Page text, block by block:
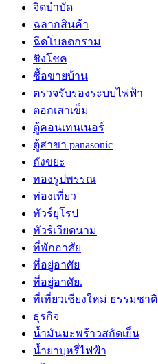
จิตบำบัด
ฉลากสินค้า
ฉีดโบลดกราม
ชิงโชค
ซื้อขายบ้าน
ตรวจรับรองระบบไฟฟ้า
ตอกเสาเข็ม
ตู้คอนเทนเนอร์
ตู้สาขา panasonic
ถังขยะ
ทองรูปพรรณ
ท่องเที่ยว
ทัวร์ยุโรป
ทัวร์เวียดนาม
ที่พักอาศัย
ที่อยู่อาศัย
ที่อยู่อาศัย.
ที่เที่ยวเชียงใหม่ ธรรมชาติ
ธุรกิจ
น้ำมันมะพร้าวสกัดเย็น
น้ำยาบุหรี่ไฟฟ้า